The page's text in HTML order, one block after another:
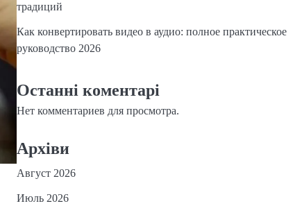
традиций
Как конвертировать видео в аудио: полное практическое
руководство 2026
Останні коментарі
Нет комментариев для просмотра.
Архіви
Август 2026
Июль 2026